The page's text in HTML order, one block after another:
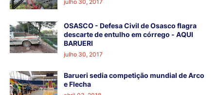
julho 30, 2017
OSASCO - Defesa Civil de Osasco flagra
descarte de entulho em córrego - AQUI
BARUERI
julho 30, 2017
Barueri sedia competição mundial de Arco
e Flecha